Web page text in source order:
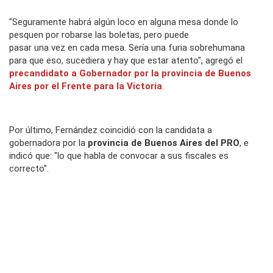
"Seguramente habrá algún loco en alguna mesa donde lo
pesquen por robarse las boletas, pero puede
pasar una vez en cada mesa. Sería una furia sobrehumana
para que eso, sucediera y hay que estar atento", agregó el
precandidato a Gobernador por la provincia de Buenos
Aires por el Frente para la Victoria.
Por último, Fernández coincidió con la candidata a
gobernadora por la provincia de Buenos Aires del PRO, e
indicó que: "lo que habla de convocar a sus fiscales es
correcto".